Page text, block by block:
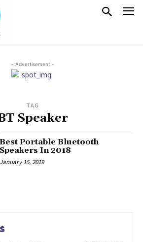
- Advertisement -
TAG
Speaker
Best Portable Bluetooth
Speakers In 2018
January 15, 2019